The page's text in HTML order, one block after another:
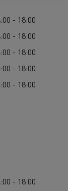
- 18:00
- 18:00
- 18:00
- 18:00
- 18:00
- 18:00